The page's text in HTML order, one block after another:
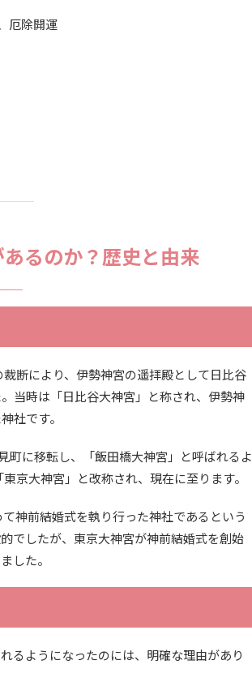
厄除開運
るのか？歴史と由来
断により、伊勢神宮の遥拝殿として日比谷
当時は「日比谷大神宮」と称され、伊勢神
社です。
町に移転し、「飯田橋大神宮」と呼ばれるよ
京大神宮」と改称され、現在に至ります。
神前結婚式を執り行った神社であるという
でしたが、東京大神宮が神前結婚式を創始
した。
るようになったのには、明確な理由があり